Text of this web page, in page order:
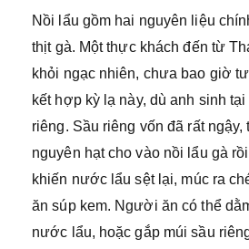
Nồi lẩu gồm hai nguyên liệu
thịt gà. Một thực khách đến từ
khỏi ngạc nhiên, chưa bao giờ
kết hợp kỳ lạ này, dù anh sinh
riêng. Sầu riêng vốn đã rất ngậy,
nguyên hạt cho vào nồi lẩu gà
khiến nước lẩu sệt lại, múc ra
ăn súp kem. Người ăn có thể
nước lẩu, hoặc gắp múi sầu